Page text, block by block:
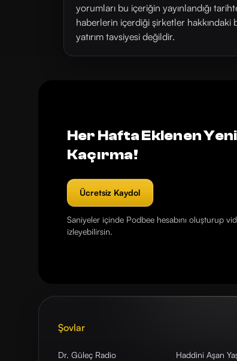
yorumları bu içeriğin yayınlandığı
haberlerin içerdiği şirketler hakkındaki
yatırım tavsiyesi değildir.
Her Hafta Eklenen
Kaçırma!
Ücretsiz Kaydol
Saniyeler içinde Podbee hesabını oluşturup
izleyebilirsin.
Şovlar
Dr. Güleç Radio
Haddini Aşan